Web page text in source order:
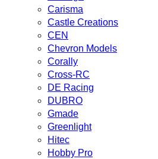
Carisma
Castle Creations
CEN
Chevron Models
Corally
Cross-RC
DE Racing
DUBRO
Gmade
Greenlight
Hitec
Hobby Pro